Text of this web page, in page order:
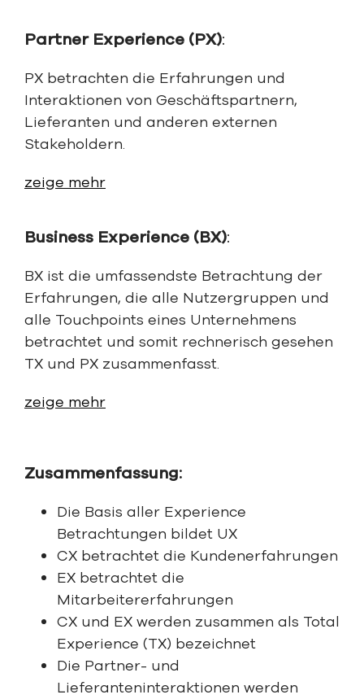
Partner Experience (PX):
PX betrachten die Erfahrungen und
Interaktionen von Geschäftspartnern,
Lieferanten und anderen externen
Stakeholdern.
zeige mehr
Business Experience (BX):
BX ist die umfassendste Betrachtung der
Erfahrungen, die alle Nutzergruppen und
alle Touchpoints eines Unternehmens
betrachtet und somit rechnerisch gesehen
TX und PX zusammenfasst.
zeige mehr
Zusammenfassung:
Die Basis aller Experience
Betrachtungen bildet UX
CX betrachtet die Kundenerfahrungen
EX betrachtet die
Mitarbeitererfahrungen
CX und EX werden zusammen als Total
Experience (TX) bezeichnet
Die Partner- und
Lieferanteninteraktionen werden